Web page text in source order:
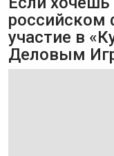
российском
участие в
Деловым